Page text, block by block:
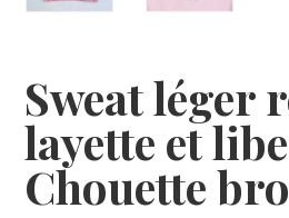
Sweat léger
layette et
Chouette